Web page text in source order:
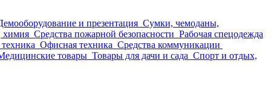
и презентация Сумки, чемоданы,
химия Средства пожарной безопасности Рабочая спецодежда
Офисная техника Средства коммуникации
товары Товары для дачи и сада Спорт и отдых,